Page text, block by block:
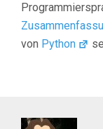
von Python